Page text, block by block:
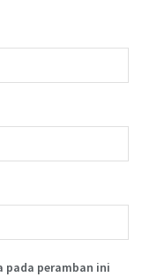
pada peramban ini